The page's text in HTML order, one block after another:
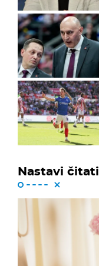
Nastavi čitati